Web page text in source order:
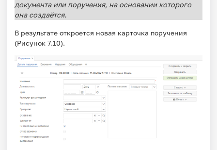
документа или поручения, на основании которого
она создаётся.
В результате откроется новая карточка поручения
(Рисунок 7.10).